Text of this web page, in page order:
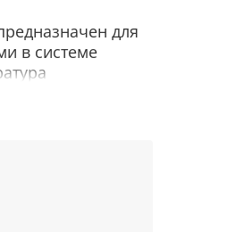
для
в системе
давление 16
соединение,
ПНД быстро
и обладает